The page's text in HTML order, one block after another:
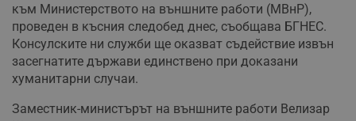
към Министерството на външните работи (МВнР),
проведен в късния следобед днес, съобщава БГНЕС.
Консулските ни служби ще оказват съдействие извън
засегнатите държави единствено при доказани
хуманитарни случаи.
Заместник-министърът на външните работи Велизар